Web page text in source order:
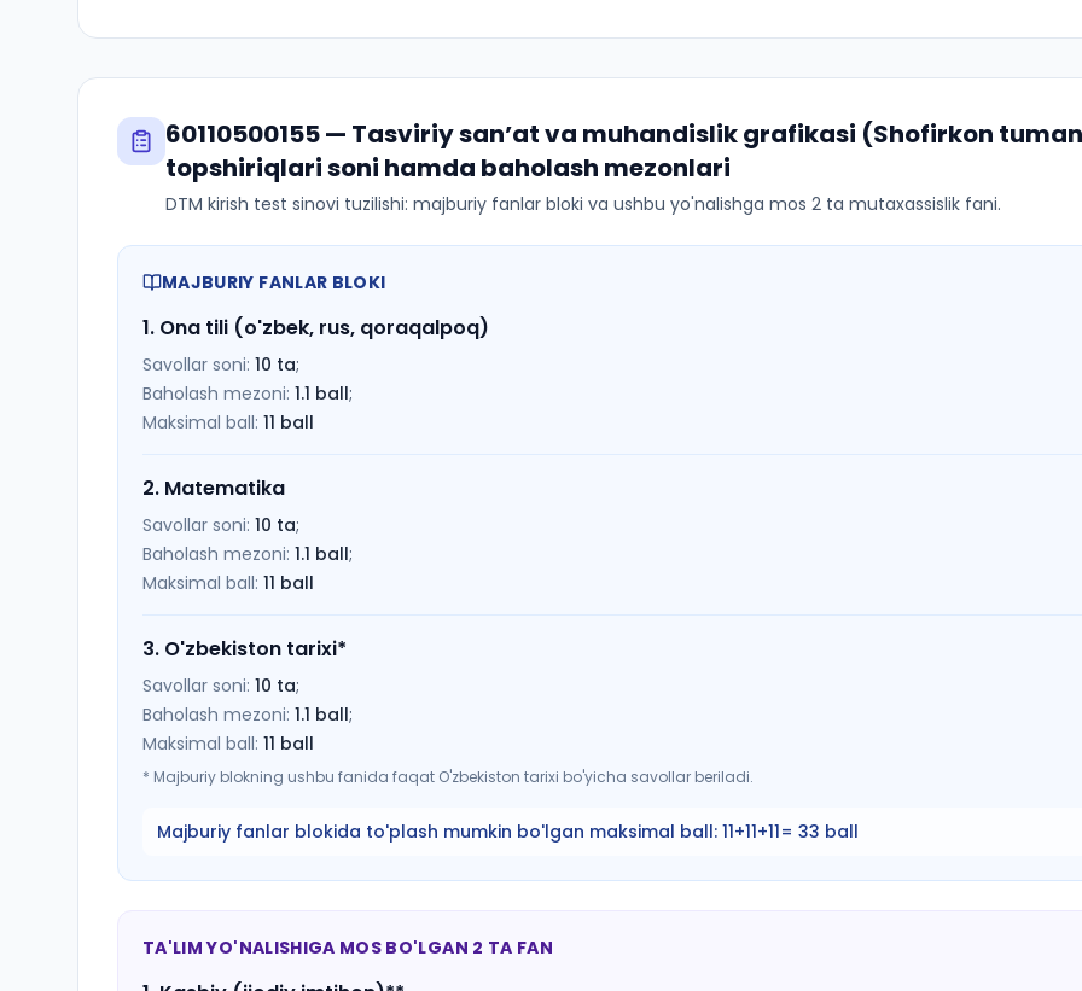
60110500155— Tasviriy sanʼat va muhandislik grafikasi (Shofirkon
topshiriqlari soni hamda baholash mezonlari
DTM kirish test sinovi tuzilishi: majburiy fanlar bloki va ushbu yo'nalishga mos 2 ta mutaxassislik fani.
MAJBURIY FANLAR BLOKI
1. Ona tili (o'zbek, rus, qoraqalpoq)
Savollar soni: 10 ta;
Baholash mezoni: 1.1 ball;
Maksimal ball: 11 ball
2. Matematika
Savollar soni: 10 ta;
Baholash mezoni: 1.1 ball;
Maksimal ball: 11 ball
3. O'zbekiston tarixi*
Savollar soni: 10 ta;
Baholash mezoni: 1.1 ball;
Maksimal ball: 11 ball
* Majburiy blokning ushbu fanida faqat O'zbekiston tarixi bo'yicha savollar beriladi.
Majburiy fanlar blokida to'plash mumkin bo'lgan maksimal ball: 11+11+11= 33 ball
TA'LIM YO'NALISHIGA MOS BO'LGAN 2 TA FAN